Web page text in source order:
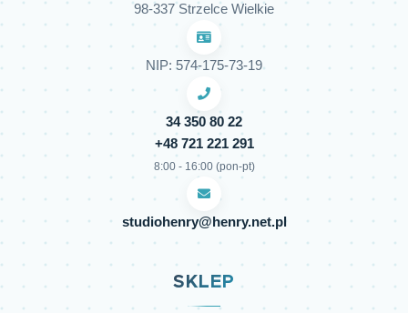
98-337 Strzelce Wielkie
NIP: 574-175-73-19
34 350 80 22
+48 721 221 291
8:00 - 16:00 (pon-pt)
studiohenry@henry.net.pl
SKLEP